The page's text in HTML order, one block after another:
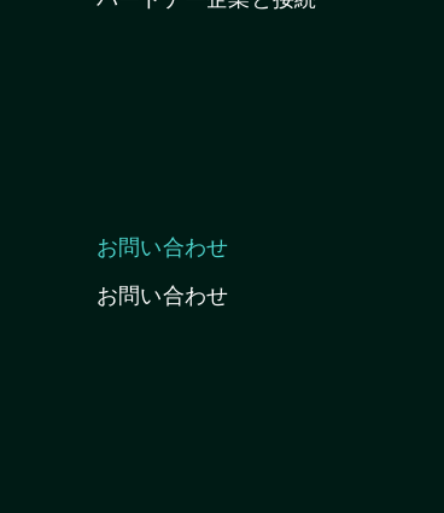
お問い合わせ
お問い合わせ